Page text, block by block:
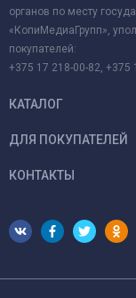
органов по месту
«КопиМедиаГрупп»,
покупателей:
+375 17 218-00-82, +375
КАТАЛОГ
ДЛЯ ПОКУПАТЕЛЕЙ
КОНТАКТЫ